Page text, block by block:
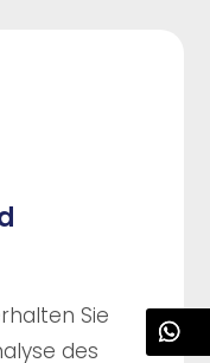
Sie
des